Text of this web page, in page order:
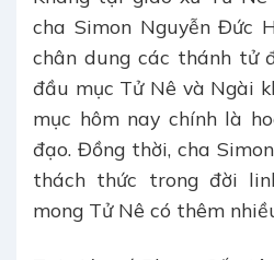
cha Simon Nguyễn Đức
chân dung các thánh tử
đầu mục Tử Nê và Ngài
mục hôm nay chính là
đạo. Đồng thời, cha
thách thức trong đời
mong Tử Nê có thêm